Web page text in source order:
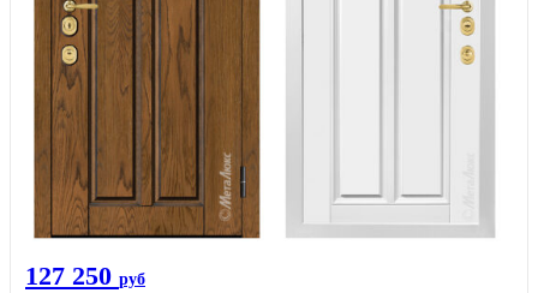
127 250 руб